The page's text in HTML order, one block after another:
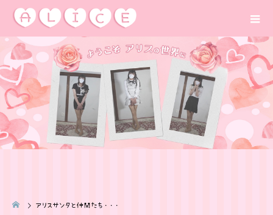
アリスサンタと仲間たち・・・